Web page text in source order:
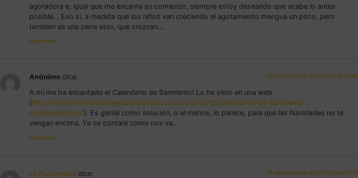
agotadora e, igual que me encanta su comienzo, siempre estoy deseando que acabe lo antes
posible… Eso sí, a medida que los niños van creciendo el agotamiento mengua un poco, pero
también es una pena esto, que crezcan….
Responder
Anónimo dice: 20 de diciembre de 2015 a las 15:45
A mí me ha encantado el Calendario de Sarmiento! Lo he visto en una web
(http://educarsinvaritamagica.blogspot.com.es/2015/12/calendario-de-sarmiento-
estrategias.html). Es genial como solución, o al menos, lo parece, para que las Navidades no te
vengan encima. Ya os contaré como nos va…
Responder
La Psicomami dice: 19 de diciembre de 2015 a las 21:03